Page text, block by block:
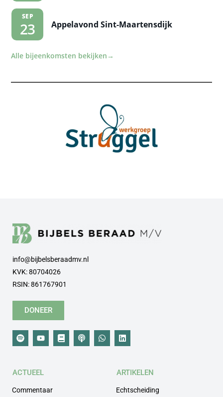
SEP
23 Appelavond Sint-Maartensdijk
Alle bijeenkomsten bekijken →
info@bijbelsberaadmv.nl
KVK: 80704026
RSIN: 861767901
DONEER
ACTUEEL
Commentaar
ARTIKELEN
Echtscheiding